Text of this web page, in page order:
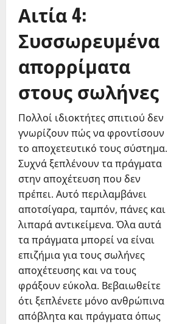
Αιτία 4:
Συσσωρευμένα
απορρίματα
στους σωλήνες
Πολλοί ιδιοκτήτες σπιτιού δεν
γνωρίζουν πώς να φροντίσουν
το αποχετευτικό τους σύστημα.
Συχνά ξεπλένουν τα πράγματα
στην αποχέτευση που δεν
πρέπει. Αυτό περιλαμβάνει
αποτσίγαρα, ταμπόν, πάνες και
λιπαρά αντικείμενα. Όλα αυτά
τα πράγματα μπορεί να είναι
επιζήμια για τους σωλήνες
αποχέτευσης και να τους
φράξουν εύκολα. Βεβαιωθείτε
ότι ξεπλένετε μόνο ανθρώπινα
απόβλητα και πράγματα όπως